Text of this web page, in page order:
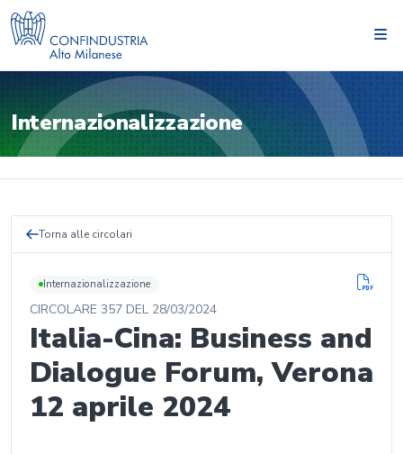
Internazionalizzazione
Torna alle circolari
Internazionalizzazione
CIRCOLARE 357 DEL 28/03/2024
Italia-Cina: Business and
Dialogue Forum, Verona
12 aprile 2024